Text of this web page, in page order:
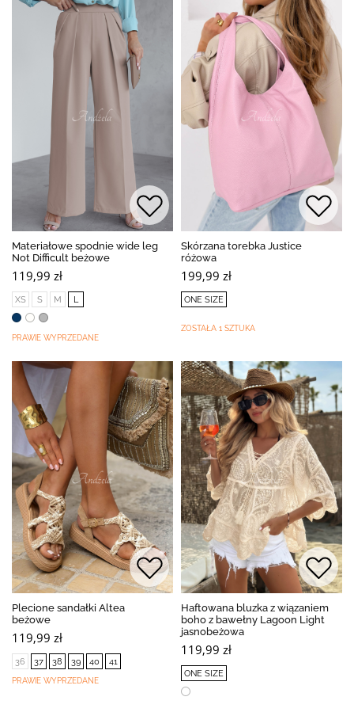
Materiałowe spodnie wide leg
Not Difficult beżowe
119,99 zł
XS S M L
PRAWIE WYPRZEDANE
Skórzana torebka Justice
różowa
199,99 zł
ONE SIZE
ZOSTAŁA 1 SZTUKA
Plecione sandałki Altea
beżowe
119,99 zł
36 37 38 39 40 41
PRAWIE WYPRZEDANE
Haftowana bluzka z wiązaniem
boho z bawełny Lagoon Light
jasnobeżowa
119,99 zł
ONE SIZE